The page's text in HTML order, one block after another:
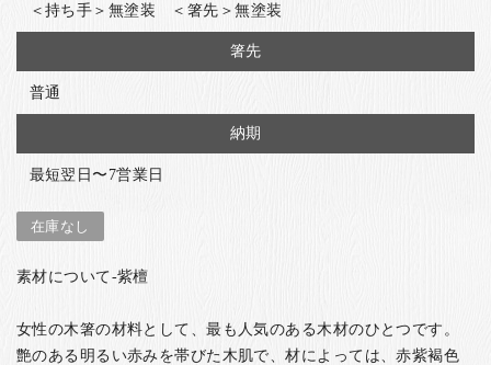
＜持ち手＞無塗装 ＜箸先＞無塗装
箸先
普通
納期
最短翌日〜7営業日
在庫なし
素材について-紫檀
女性の木箸の材料として、最も人気のある木材のひとつです。
艶のある明るい赤みを帯びた木肌で、材によっては、赤紫褐色